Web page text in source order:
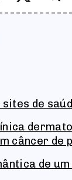
sites de
câncer de
de